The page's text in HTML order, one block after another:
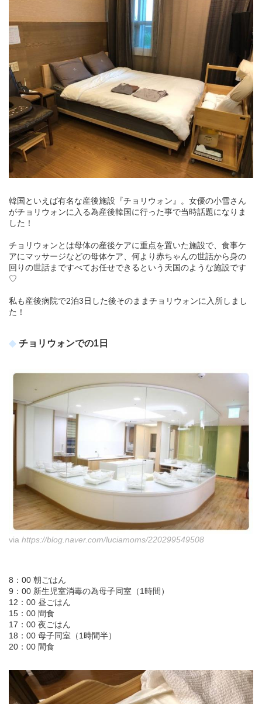
韓国といえば有名な産後施設『チョリウォン』。女優の小雪さん
がチョリウォンに入る為産後韓国に行った事で当時話題になりま
した！
チョリウォンとは母体の産後ケアに重点を置いた施設で、食事ケ
アにマッサージなどの母体ケア、何より赤ちゃんの世話から身の
回りの世話まですべてお任せできるという天国のような施設です
♡
私も産後病院で2泊3日した後そのままチョリウォンに入所しまし
た！
チョリウォンでの1日
via https://blog.naver.com/luciamoms/220299549508
8：00 朝ごはん
9：00 新生児室消毒の為母子同室（1時間）
12：00 昼ごはん
15：00 間食
17：00 夜ごはん
18：00 母子同室（1時間半）
20：00 間食